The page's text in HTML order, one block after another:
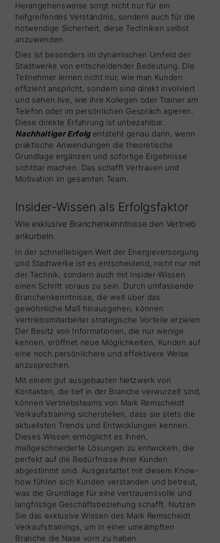
Herangehensweise sorgt nicht nur für ein
tiefgreifendes Verständnis, sondern auch für die
notwendige Sicherheit, diese Techniken selbst
anzuwenden.
Dies ist besonders im dynamischen Umfeld der
Stadtwerke von entscheidender Bedeutung. Die
Teilnehmer lernen nicht nur, wie man Kunden
effizient anspricht, sondern sind direkt involviert
und sehen live, wie ihre Kollegen oder Trainer am
Telefon oder im persönlichen Gespräch agieren.
Diese direkte Erfahrung ist unbezahlbar.
Nachhaltiger Erfolgentsteht genau dann, wenn
praktische Anwendungen die theoretische
Grundlage ergänzen und sofortige Ergebnisse
sichtbar machen. Das schafft Vertrauen und
Motivation im gesamten Team.
Insider-Wissen als Erfolgsfaktor
Wie exklusive Branchenkenntnisse den Vertrieb
ankurbeln.
In der schnelllebigen Welt der Energieversorgung
und Stadtwerke ist es entscheidend, nicht nur mit
der Technik, sondern auch mit Insider-Wissen
einen Schritt voraus zu sein. Durch umfassende
Branchenkenntnisse, die weit über das
gewöhnliche Maß hinausgehen, können
Vertriebsmitarbeiter strategische Vorteile erzielen.
Der Besitz von Informationen, die nur wenige
kennen, eröffnet neue Möglichkeiten, Kunden auf
eine noch persönlichere und effektivere Weise
anzusprechen.
Mit einem gut ausgebauten Netzwerk von
Kontakten, die tief in der Branche verwurzelt sind,
können Vertriebsteams von Mark Remscheidt
Verkaufstraining sicherstellen, dass sie stets die
aktuellsten Trends und Entwicklungen kennen.
Dieses Wissen ermöglicht es ihnen,
maßgeschneiderte Lösungen zu entwickeln, die
perfekt auf die Bedürfnisse ihrer Kunden
abgestimmt sind. Ausgestattet mit diesem Know-
how fühlen sich Kunden verstanden und betreut,
was die Grundlage für eine vertrauensvolle und
langfristige Geschäftsbeziehung schafft. Nutzen
Sie das exklusive Wissen des Mark Remscheidt
Verkaufstrainings, um in einer umkämpften
Branche die Nase vorn zu haben.